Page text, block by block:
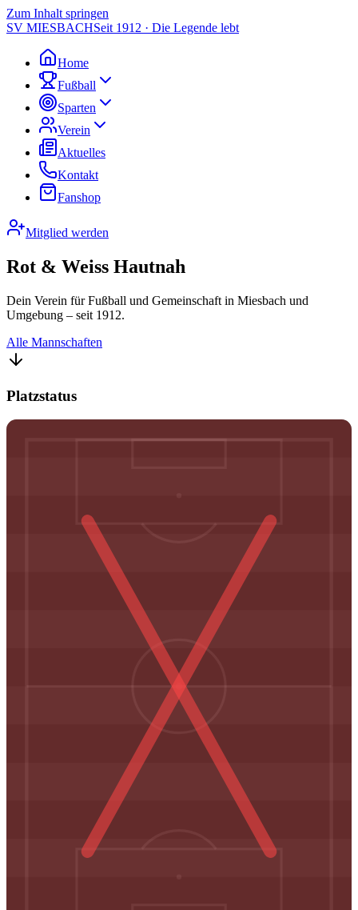
Zum Inhalt springen
SV MIESBACHSeit 1912 · Die Legende lebt
Home
Fußball
Sparten
Verein
Aktuelles
Kontakt
Fanshop
Mitglied werden
Rot & Weiss Hautnah
Dein Verein für Fußball und Gemeinschaft in Miesbach und
Umgebung – seit 1912.
Alle Mannschaften
Platzstatus